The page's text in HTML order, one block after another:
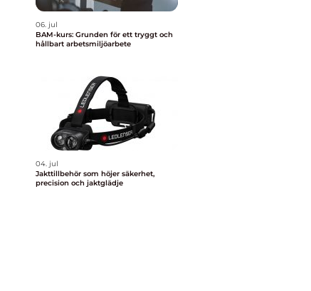
06. jul
BAM-kurs: Grunden för ett tryggt och
hållbart arbetsmiljöarbete
04. jul
Jakttillbehör som höjer säkerhet,
precision och jaktglädje